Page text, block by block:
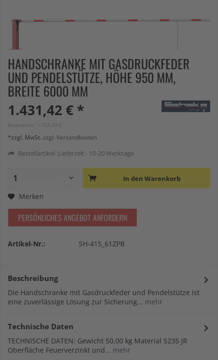
HANDSCHRANKE MIT GASDRUCKFEDER
UND PENDELSTÜTZE, HÖHE 950 MM,
BREITE 6000 MM
1.431,42 € *
Bruttopreis: 1.703,39 €
*zzgl. MwSt. zzgl. Versandkosten
Bestellartikel. Lieferzeit - 15-20 Werktage
In den Warenkorb
Merken
PERSÖNLICHES ANGEBOT ANFORDERN
Artikel-Nr.: SH-415_61ZPB
Beschreibung
Die Handschranke mit Gasdruckfeder und Pendelstütze ist
eine zuverlässige Lösung zur Sicherung... mehr
Technische Daten
TECHNISCHE DATEN: Gewicht 50,00 kg Material S235 JR
Oberfläche Feuerverzinkt und... mehr